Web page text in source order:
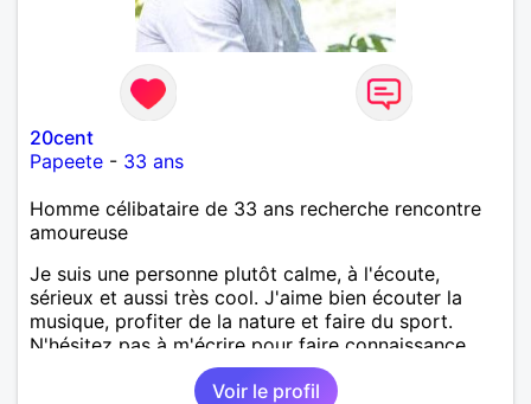
20cent
Papeete - 33 ans
Homme célibataire de 33 ans recherche rencontre
amoureuse
Je suis une personne plutôt calme, à l'écoute,
sérieux et aussi très cool. J'aime bien écouter la
musique, profiter de la nature et faire du sport.
N'hésitez pas à m'écrire pour faire connaissance.
Voir le profil